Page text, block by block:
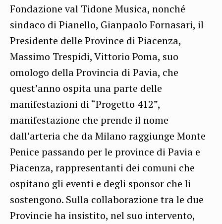
Fondazione val Tidone Musica, nonché
sindaco di Pianello, Gianpaolo Fornasari, il
Presidente delle Province di Piacenza,
Massimo Trespidi, Vittorio Poma, suo
omologo della Provincia di Pavia, che
quest’anno ospita una parte delle
manifestazioni di “Progetto 412”,
manifestazione che prende il nome
dall’arteria che da Milano raggiunge Monte
Penice passando per le province di Pavia e
Piacenza, rappresentanti dei comuni che
ospitano gli eventi e degli sponsor che li
sostengono. Sulla collaborazione tra le due
Provincie ha insistito, nel suo intervento,